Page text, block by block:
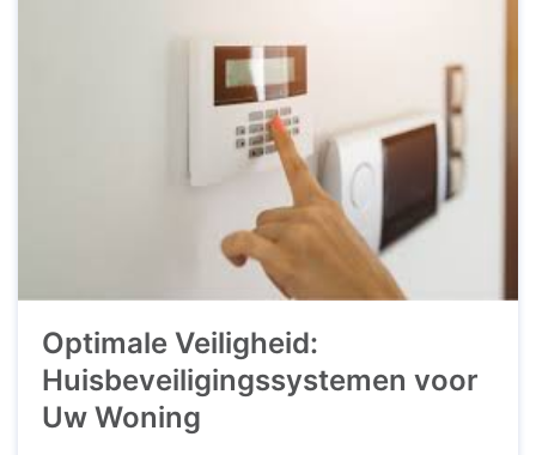
Optimale Veiligheid:
Huisbeveiligingssystemen voor
Uw Woning